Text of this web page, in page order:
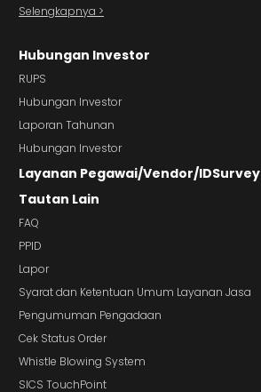
Selengkapnya >
Hubungan Investor
RUPS
Hubungan Investor
Laporan Tahunan
Hubungan Investor
Layanan Pegawai/Vendor/IDSurvey
Tautan Lain
FAQ
PPID
Lapor
Syarat dan Ketentuan Umum Layanan Jasa
Pengumuman Pengadaan
Cek Status Order
Whistle Blowing System
SICS TouchPoint